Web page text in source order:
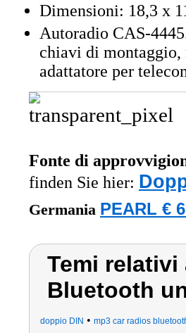
Dimensioni: 18,3 x
Autoradio CAS-
chiavi di montaggio,
adattatore per
Fonte di
finden Sie hier:
Germania PEARL €
Temi relativi
Bluetooth
doppio DIN • mp3 car radios